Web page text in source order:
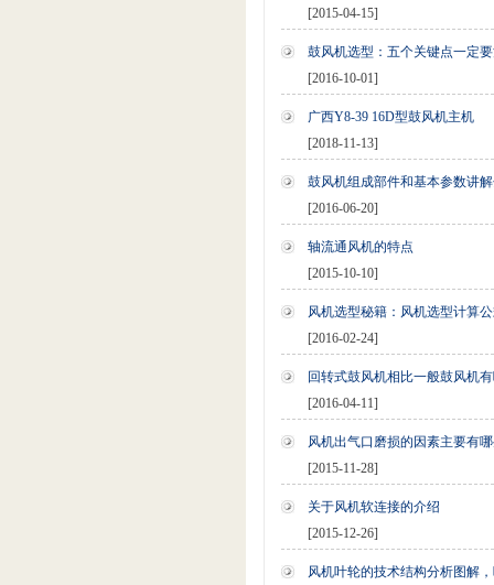
[2015-04-15]
鼓风机选型：五个关键点一定
[2016-10-01]
广西Y8-39 16D型鼓风机主机
[2018-11-13]
鼓风机组成部件和基本参数讲
[2016-06-20]
轴流通风机的特点
[2015-10-10]
风机选型秘籍：风机选型计算
[2016-02-24]
回转式鼓风机相比一般鼓风机
[2016-04-11]
风机出气口磨损的因素主要有
[2015-11-28]
关于风机软连接的介绍
[2015-12-26]
风机叶轮的技术结构分析图解